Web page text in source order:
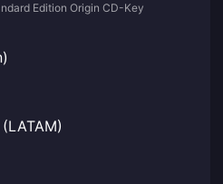
Edition Origin CD-Key